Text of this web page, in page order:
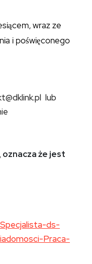
wraz ze
i poświęconego
lub
że jest
ds-
Praca-